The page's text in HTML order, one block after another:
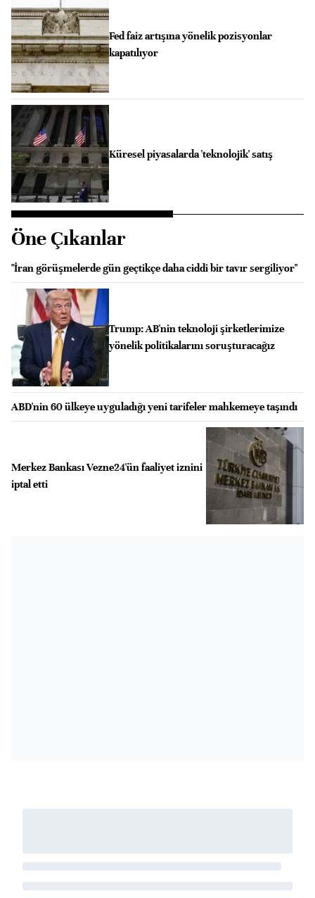
Fed faiz artışına yönelik pozisyonlar
kapatılıyor
Küresel piyasalarda 'teknolojik' satış
Öne Çıkanlar
"İran görüşmelerde gün geçtikçe daha ciddi bir tavır sergiliyor"
Trump: AB'nin teknoloji şirketlerimize
yönelik politikalarını soruşturacağız
ABD'nin 60 ülkeye uyguladığı yeni tarifeler mahkemeye taşındı
Merkez Bankası Vezne24'ün faaliyet iznini
iptal etti